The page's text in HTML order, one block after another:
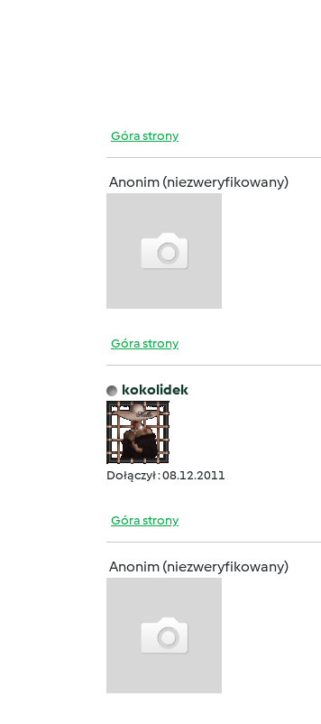
Góra strony
Anonim (niezweryfikowany)
Góra strony
kokolidek
Dołączył : 08.12.2011
Góra strony
Anonim (niezweryfikowany)